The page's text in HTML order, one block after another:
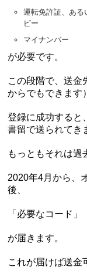
運転免許証、ある
ピー
マイナンバー
が必要です。
この段階で、送金
からでもできます
登録に成功すると
書留で送られてき
もっともそれは過
2020年4月から、
後、
「必要なコード」
が届きます。
これが届けば送金